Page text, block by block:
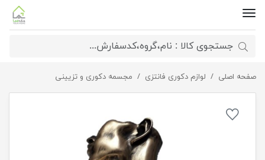
صفحه اصلی لوازم دکوری فانتزی مجسمه دکوری و تزیینی مجسمه نیم رخ